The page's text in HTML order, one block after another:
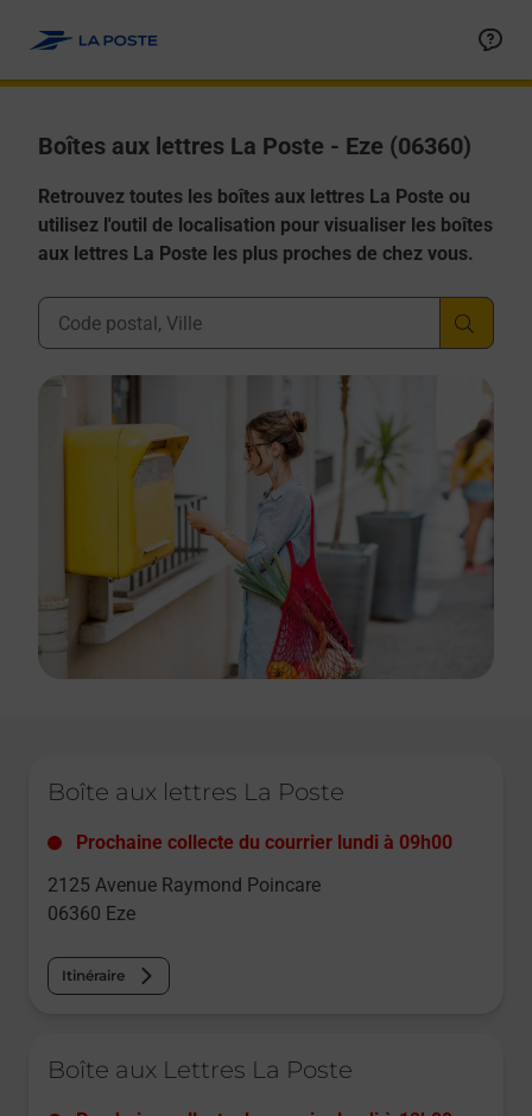
Boîtes aux lettres La Poste - Eze (06360)
Retrouvez toutes les boîtes aux lettres La Poste ou
utilisez l'outil de localisation pour visualiser les boîtes
aux lettres La Poste les plus proches de chez vous.
Ville, Département, Code Postal
Boîte aux lettres La Poste
Prochaine collecte du courrier lundi à 09h00
2125 Avenue Raymond Poincare
06360 Eze
Itinéraire
Boîte aux Lettres La Poste